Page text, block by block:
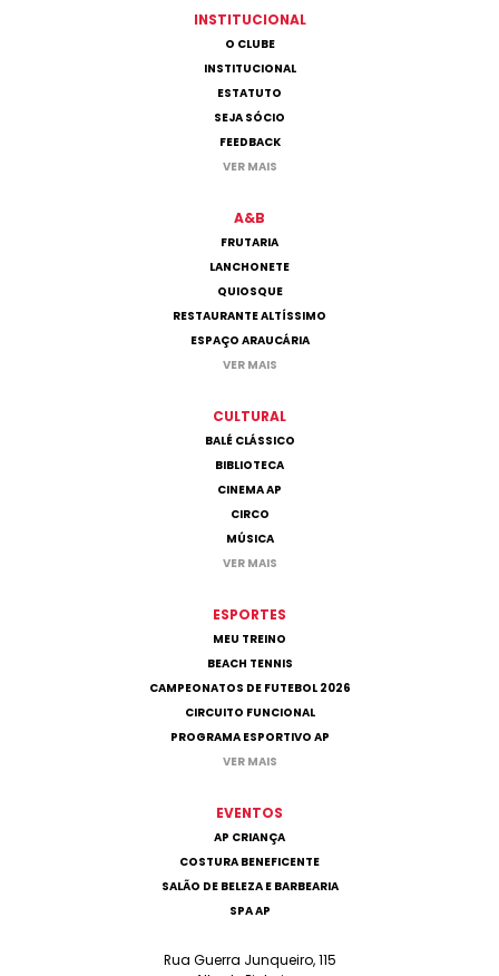
INSTITUCIONAL
O CLUBE
INSTITUCIONAL
ESTATUTO
SEJA SÓCIO
FEEDBACK
VER MAIS
A&B
FRUTARIA
LANCHONETE
QUIOSQUE
RESTAURANTE ALTÍSSIMO
ESPAÇO ARAUCÁRIA
VER MAIS
CULTURAL
BALÉ CLÁSSICO
BIBLIOTECA
CINEMA AP
CIRCO
MÚSICA
VER MAIS
ESPORTES
MEU TREINO
BEACH TENNIS
CAMPEONATOS DE FUTEBOL 2026
CIRCUITO FUNCIONAL
PROGRAMA ESPORTIVO AP
VER MAIS
EVENTOS
AP CRIANÇA
COSTURA BENEFICENTE
SALÃO DE BELEZA E BARBEARIA
SPA AP
Rua Guerra Junqueiro, 115